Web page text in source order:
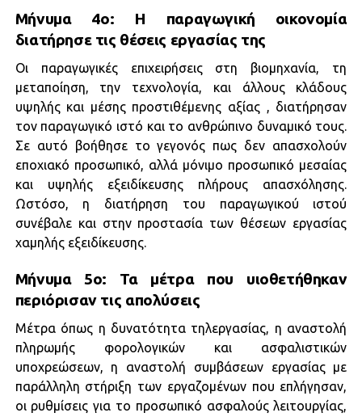
Μήνυμα 4ο: Η παραγωγική οικονομία
διατήρησε τις θέσεις εργασίας της
Οι παραγωγικές επιχειρήσεις στη βιομηχανία, τη
μεταποίηση, την τεχνολογία, και άλλους κλάδους
υψηλής και μέσης προστιθέμενης αξίας , διατήρησαν
τον παραγωγικό ιστό και το ανθρώπινο δυναμικό τους.
Σε αυτό βοήθησε το γεγονός πως δεν απασχολούν
εποχιακό προσωπικό, αλλά μόνιμο προσωπικό μεσαίας
και υψηλής εξειδίκευσης πλήρους απασχόλησης.
Ωστόσο, η διατήρηση του παραγωγικού ιστού
συνέβαλε και στην προστασία των θέσεων εργασίας
χαμηλής εξειδίκευσης.
Μήνυμα 5ο: Τα μέτρα που υιοθετήθηκαν
περιόρισαν τις απολύσεις
Μέτρα όπως η δυνατότητα τηλεργασίας, η αναστολή
πληρωμής φορολογικών και ασφαλιστικών
υποχρεώσεων, η αναστολή συμβάσεων εργασίας με
παράλληλη στήριξη των εργαζομένων που επλήγησαν,
οι ρυθμίσεις για το προσωπικό ασφαλούς λειτουργίας,